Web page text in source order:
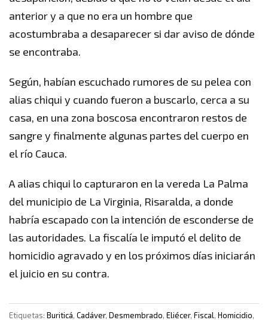
anterior y a que no era un hombre que
acostumbraba a desaparecer si dar aviso de dónde
se encontraba.
Según, habían escuchado rumores de su pelea con
alias chiqui y cuando fueron a buscarlo, cerca a su
casa, en una zona boscosa encontraron restos de
sangre y finalmente algunas partes del cuerpo en
el río Cauca.
A alias chiqui lo capturaron en la vereda La Palma
del municipio de La Virginia, Risaralda, a donde
habría escapado con la intención de esconderse de
las autoridades. La fiscalía le imputó el delito de
homicidio agravado y en los próximos días iniciarán
el juicio en su contra.
Etiquetas: Buriticá, Cadáver, Desmembrado, Eliécer, Fiscal, Homicidio,